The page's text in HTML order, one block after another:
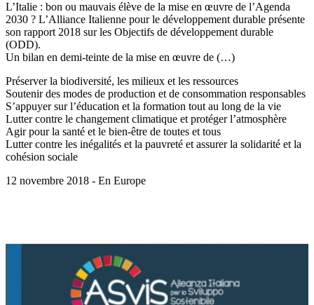
L’Italie : bon ou mauvais élève de la mise en œuvre de l’Agenda
2030 ? L’Alliance Italienne pour le développement durable présente
son rapport 2018 sur les Objectifs de développement durable
(ODD).
Un bilan en demi-teinte de la mise en œuvre de (…)
Préserver la biodiversité, les milieux et les ressources
Soutenir des modes de production et de consommation responsables
S’appuyer sur l’éducation et la formation tout au long de la vie
Lutter contre le changement climatique et protéger l’atmosphère
Agir pour la santé et le bien-être de toutes et tous
Lutter contre les inégalités et la pauvreté et assurer la solidarité et la
cohésion sociale
12 novembre 2018 - En Europe